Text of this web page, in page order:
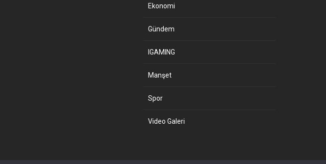
Ekonomi
Gündem
IGAMING
Manşet
Spor
Video Galeri